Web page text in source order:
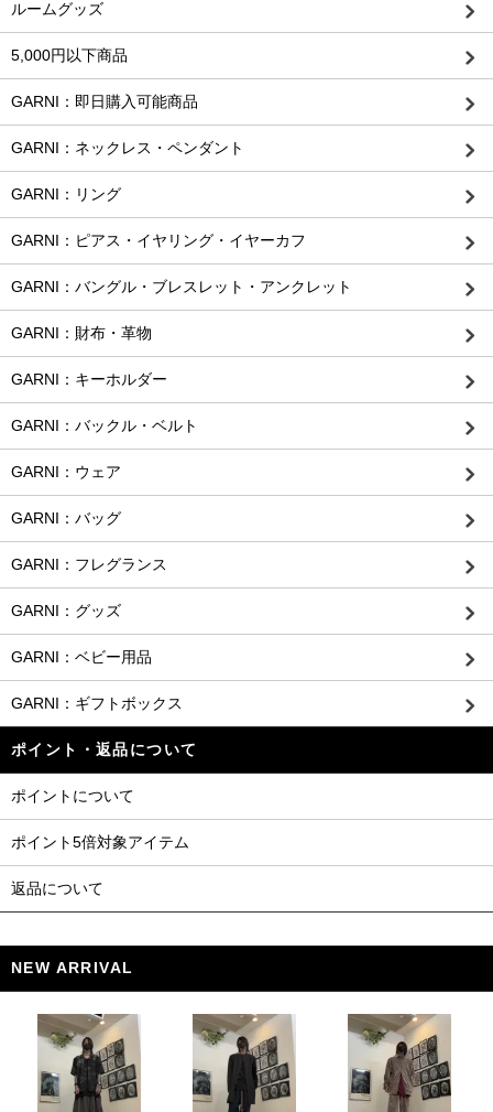
ルームグッズ
5,000円以下商品
GARNI：即日購入可能商品
GARNI：ネックレス・ペンダント
GARNI：リング
GARNI：ピアス・イヤリング・イヤーカフ
GARNI：バングル・ブレスレット・アンクレット
GARNI：財布・革物
GARNI：キーホルダー
GARNI：バックル・ベルト
GARNI：ウェア
GARNI：バッグ
GARNI：フレグランス
GARNI：グッズ
GARNI：ベビー用品
GARNI：ギフトボックス
ポイント・返品について
ポイントについて
ポイント5倍対象アイテム
返品について
NEW ARRIVAL